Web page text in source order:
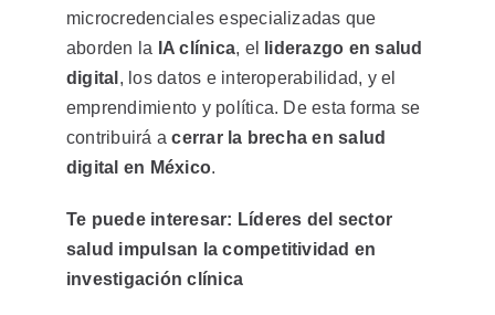
microcredenciales especializadas que
aborden la
IA clínica, el
liderazgo en salud
digital , los datos e interoperabilidad, y el
emprendimiento y política. De esta forma se
contribuirá acerrar la brecha en salud
digital en México.
Te puede interesar: Líderes del sector
salud impulsan la competitividad en
investigación clínica